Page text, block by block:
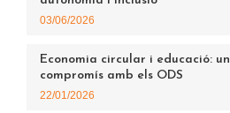
03/06/2026
Economia circular i educació: un
compromís amb els ODS
22/01/2026